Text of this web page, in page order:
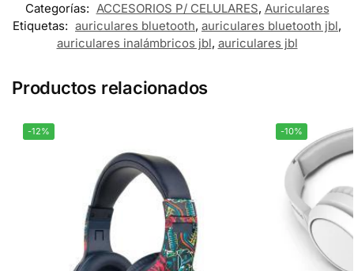
Categorías: ACCESORIOS P/ CELULARES, Auriculares
Etiquetas: auriculares bluetooth, auriculares bluetooth jbl,
auriculares inalámbricos jbl, auriculares jbl
Productos relacionados
-12% -10%